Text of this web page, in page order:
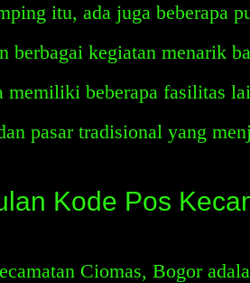
itu, ada juga beberapa
berbagai kegiatan menarik
memiliki beberapa fasilitas
pasar tradisional yang
Kode Pos
Ciomas, Bogor